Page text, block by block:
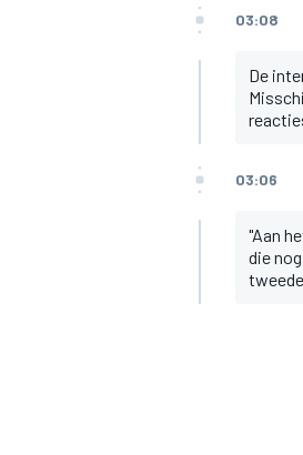
03:08
De
03:06
"Aan
die